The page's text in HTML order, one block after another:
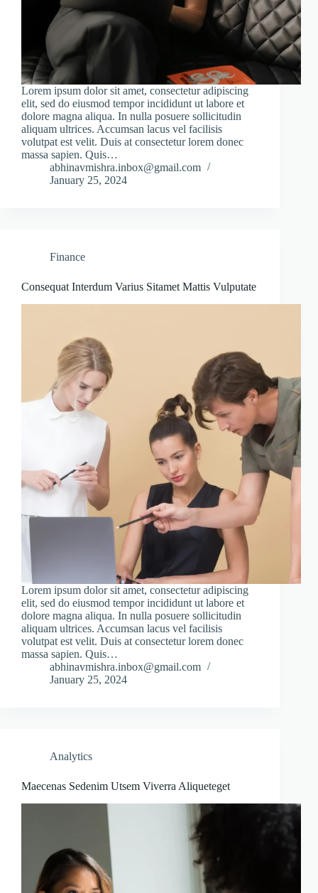
Lorem ipsum dolor sit amet, consectetur adipiscing
elit, sed do eiusmod tempor incididunt ut labore et
dolore magna aliqua. In nulla posuere sollicitudin
aliquam ultrices. Accumsan lacus vel facilisis
volutpat est velit. Duis at consectetur lorem donec
massa sapien. Quis…
abhinavmishra.inbox@gmail.com
January 25, 2024
Finance
Consequat Interdum Varius Sitamet Mattis Vulputate
Lorem ipsum dolor sit amet, consectetur adipiscing
elit, sed do eiusmod tempor incididunt ut labore et
dolore magna aliqua. In nulla posuere sollicitudin
aliquam ultrices. Accumsan lacus vel facilisis
volutpat est velit. Duis at consectetur lorem donec
massa sapien. Quis…
abhinavmishra.inbox@gmail.com
January 25, 2024
Analytics
Maecenas Sedenim Utsem Viverra Aliqueteget